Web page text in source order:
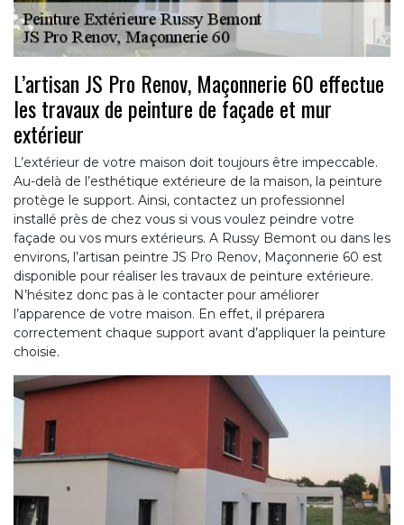
L’artisan JS Pro Renov, Maçonnerie 60 effectue
les travaux de peinture de façade et mur
extérieur
L’extérieur de votre maison doit toujours être impeccable.
Au-delà de l’esthétique extérieure de la maison, la peinture
protège le support. Ainsi, contactez un professionnel
installé près de chez vous si vous voulez peindre votre
façade ou vos murs extérieurs. A Russy Bemont ou dans les
environs, l’artisan peintre JS Pro Renov, Maçonnerie 60 est
disponible pour réaliser les travaux de peinture extérieure.
N’hésitez donc pas à le contacter pour améliorer
l’apparence de votre maison. En effet, il préparera
correctement chaque support avant d’appliquer la peinture
choisie.